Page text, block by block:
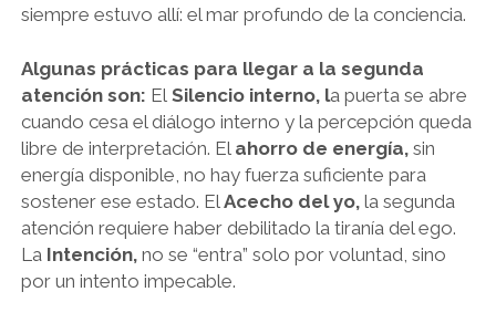
siempre estuvo allí: el mar profundo de la conciencia.
Algunas prácticas para llegar a la segunda
atención son: ElSilencio interno, la puerta se abre
cuando cesa el diálogo interno y la percepción queda
libre de interpretación. El ahorro de energía, sin
energía disponible, no hay fuerza suficiente para
sostener ese estado. ElAcecho del yo, la segunda
atención requiere haber debilitado la tiranía del ego.
La Intención,no se “entra” solo por voluntad, sino
por un intento impecable.